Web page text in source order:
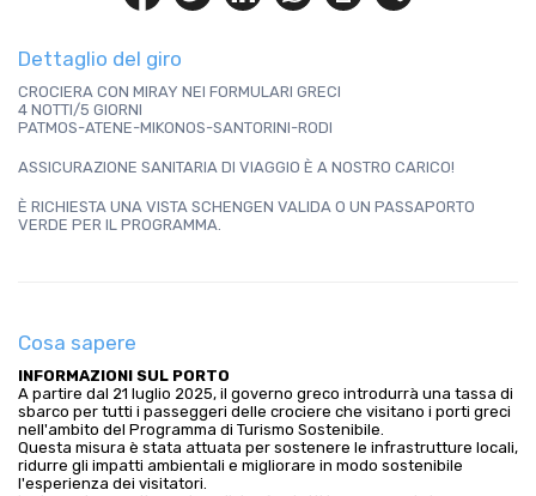
Dettaglio del giro
CROCIERA CON MIRAY NEI FORMULARI GRECI
4 NOTTI/5 GIORNI
PATMOS-ATENE-MIKONOS-SANTORINI-RODI
ASSICURAZIONE SANITARIA DI VIAGGIO È A NOSTRO CARICO!
È RICHIESTA UNA VISTA SCHENGEN VALIDA O UN PASSAPORTO
VERDE PER IL PROGRAMMA.
Cosa sapere
INFORMAZIONI SUL PORTO
A partire dal 21 luglio 2025, il governo greco introdurrà una tassa di
sbarco per tutti i passeggeri delle crociere che visitano i porti greci
nell'ambito del Programma di Turismo Sostenibile.
Questa misura è stata attuata per sostenere le infrastrutture locali,
ridurre gli impatti ambientali e migliorare in modo sostenibile
l'esperienza dei visitatori.